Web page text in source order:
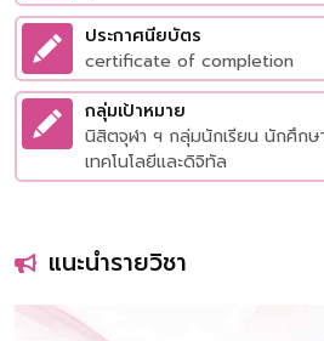
ประกาศนียบัตร
certificate of completion
กลุ่มเป้าหมาย
นิสิตจุฬา ฯ กลุ่มนักเรียน นักศึกษ
เทคโนโลยีและดิจิทัล
แนะนำรายวิชา